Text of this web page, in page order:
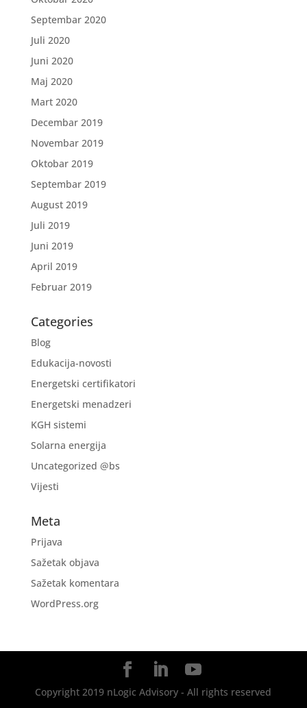
Septembar 2020
Juli 2020
Juni 2020
Maj 2020
Mart 2020
Decembar 2019
Novembar 2019
Oktobar 2019
Septembar 2019
August 2019
Juli 2019
Juni 2019
April 2019
Februar 2019
Categories
Blog
Edukacija-novosti
Energetski certifikatori
Energetski menadzeri
KGH sistemi
Solarna energija
Uncategorized @bs
Vijesti
Meta
Prijava
Sažetak objava
Sažetak komentara
WordPress.org
Copyright 2019 nLogic Advisory - All rights reserved